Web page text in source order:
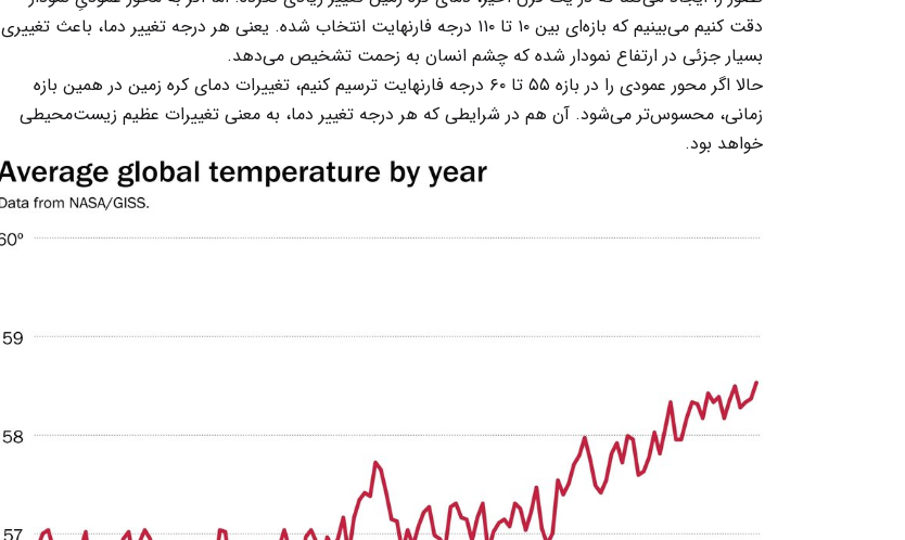
دقت کنیم می‌بینیم که بازه‌ای بین ۱۰ تا ۱۱۰ درجه فارنهایت انتخاب شده. یعنی هر درجه تغییر دما، باعث تغییری
بسیار جزئی در ارتفاع نمودار شده که چشم انسان به زحمت تشخیص می‌دهد.
حالا اگر محور عمودی را در بازه ۵۵ تا ۶۰ درجه فارنهایت ترسیم کنیم، تغییرات دمای کره زمین در همین بازه
زمانی، محسوس‌تر می‌شود. آن هم در شرایطی که هر درجه تغییر دما، به معنی تغییرات عظیم زیست‌محیطی
خواهد بود.